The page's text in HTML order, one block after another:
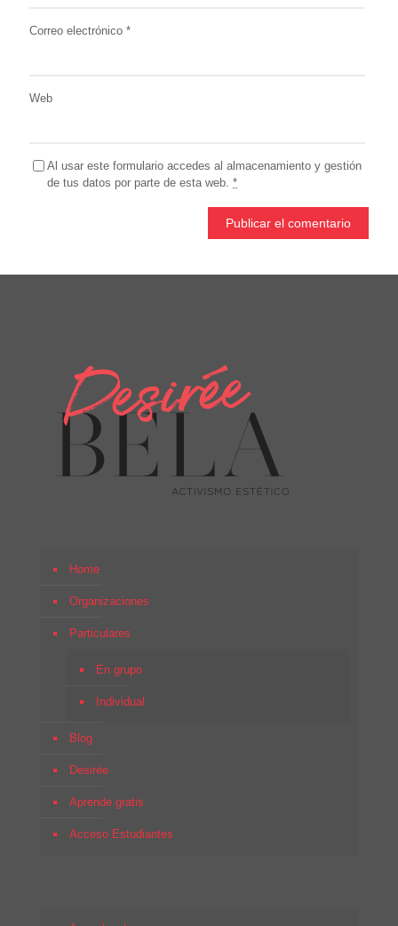
Correo electrónico *
Web
Al usar este formulario accedes al almacenamiento y gestión
de tus datos por parte de esta web. *
Home
Organizaciones
Particulares
En grupo
Individual
Blog
Desirée
Aprende gratis
Acceso Estudiantes